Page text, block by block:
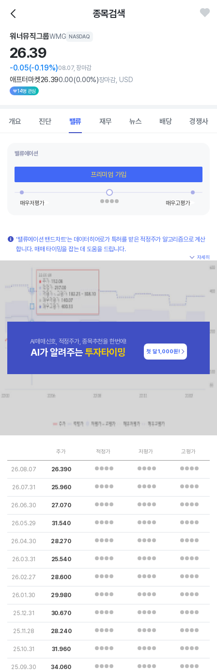
종목검색
워너뮤직그룹WMG NASDAQ
26.39
-0.05(-0.19%)08.07, 장마감
애프터마켓26.390.00(0.00%)장마감, USD
14명 관심
개요 진단 밸류 재무 뉴스 배당 경쟁사
밸류에이션
프리미엄 가입
'밸류에이션 밴드차트'는 데이터히어로가 특허를 받은 적정주가 알고리즘으로 계산
합니다. 매매 타이밍을 잡는 데 도움을 드립니다.
자세히
AI매매신호, 적정주가, 종목추천을 한번에!
AI가 알려주는투자타이밍 첫 달1,000원!
주가 적정가 저평가 고평가
26.08.07 26.390
26.07.31 25.960
26.06.30 27.070
26.05.29 31.540
26.04.30 28.270
26.03.31 25.540
26.02.27 28.600
26.01.30 29.980
25.12.31 30.670
25.11.28 28.240
25.10.31 31.960
25.09.30 34.060